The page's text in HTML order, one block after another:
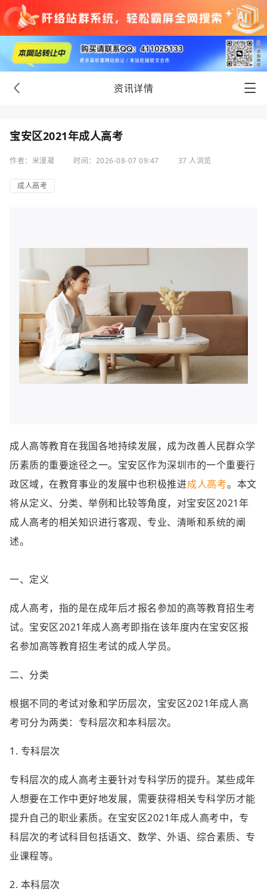
资讯详情
宝安区2021年成人高考
作者：米漫凝 时间：2026-08-07 09:47 37 人浏览
成人高考
成人高等教育在我国各地持续发展，成为改善人民群众学
历素质的重要途径之一。宝安区作为深圳市的一个重要行
政区域，在教育事业的发展中也积极推进成人高考。本文
将从定义、分类、举例和比较等角度，对宝安区2021年
成人高考的相关知识进行客观、专业、清晰和系统的阐
述。
一、定义
成人高考，指的是在成年后才报名参加的高等教育招生考
试。宝安区2021年成人高考即指在该年度内在宝安区报
名参加高等教育招生考试的成人学员。
二、分类
根据不同的考试对象和学历层次，宝安区2021年成人高
考可分为两类：专科层次和本科层次。
1. 专科层次
专科层次的成人高考主要针对专科学历的提升。某些成年
人想要在工作中更好地发展，需要获得相关专科学历才能
提升自己的职业素质。在宝安区2021年成人高考中，专
科层次的考试科目包括语文、数学、外语、综合素质、专
业课程等。
2. 本科层次